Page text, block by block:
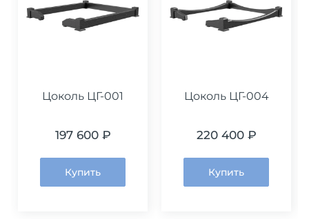
Цоколь ЦГ-001
197 600 ₽
Купить
Цоколь ЦГ-004
220 400 ₽
Купить